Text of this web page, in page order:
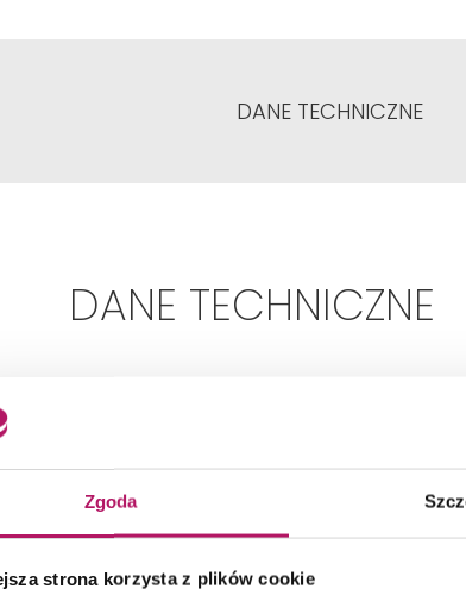
Zgoda
strona korzysta z plików cookie
DANE TECHNICZNE
DANE TECHNICZNE
Montaż: